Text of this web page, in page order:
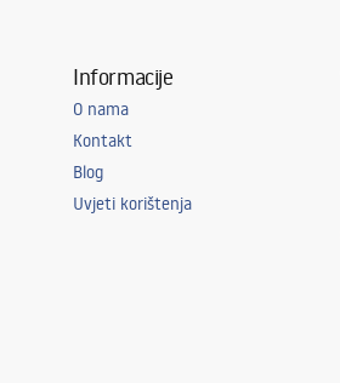
Informacije
O nama
Kontakt
Blog
Uvjeti korištenja